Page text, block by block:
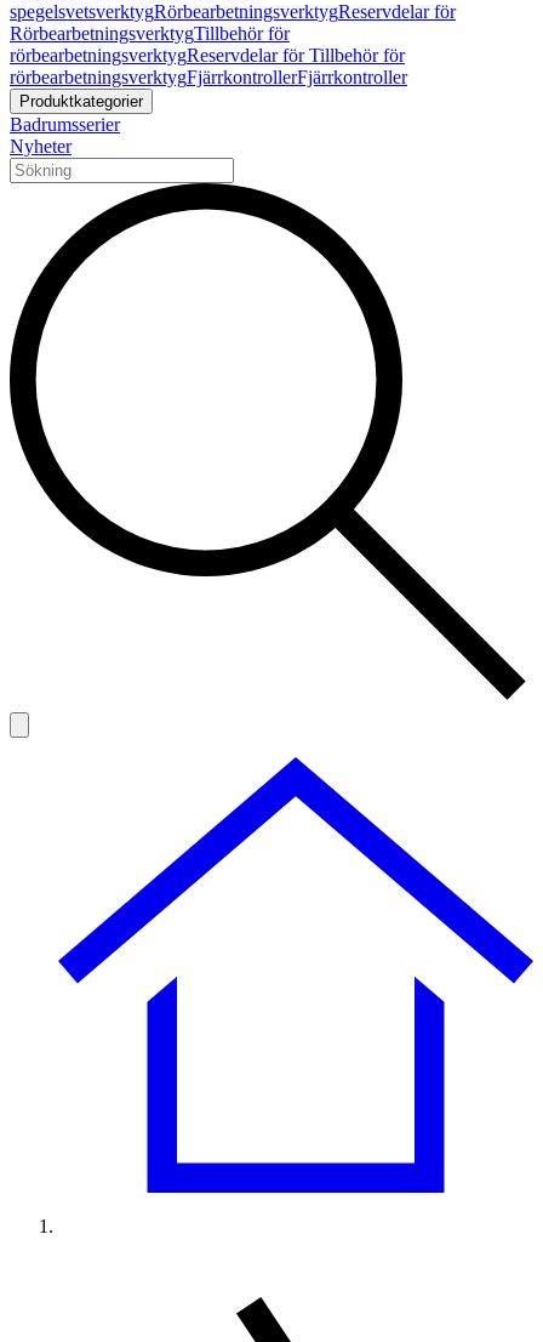
spegelsvetsverktygRörbearbetningsverktygReservdelar för
RörbearbetningsverktygTillbehör för
rörbearbetningsverktygReservdelar för Tillbehör för
rörbearbetningsverktygFjärrkontrollerFjärrkontroller
Produktkategorier
Badrumsserier
Nyheter